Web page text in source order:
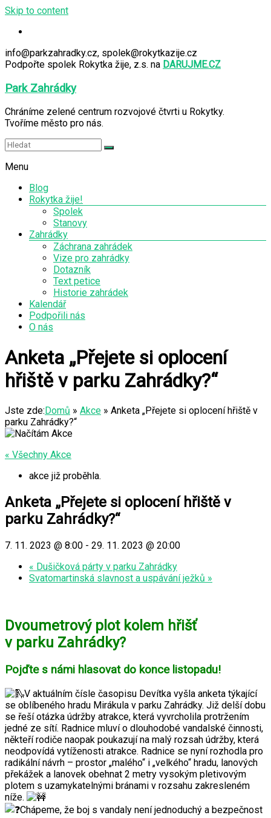
Skip to content
info@parkzahradky.cz, spolek@rokytkazije.cz
Podpořte spolek Rokytka žije, z.s. na DARUJME.CZ
Park Zahrádky
Chráníme zelené centrum rozvojové čtvrti u Rokytky.
Tvoříme město pro nás.
Menu
Blog
Rokytka žije!
Spolek
Stanovy
Zahrádky
Záchrana zahrádek
Vize pro zahrádky
Dotazník
Text petice
Historie zahrádek
Kalendář
Podpořili nás
O nás
Anketa „Přejete si oplocení
hřiště v parku Zahrádky?“
Jste zde: Domů » Akce » Anketa „Přejete si oplocení hřiště v
parku Zahrádky?“
« Všechny Akce
akce již proběhla.
Anketa „Přejete si oplocení hřiště v
parku Zahrádky?“
7. 11. 2023 @ 8:00 - 29. 11. 2023 @ 20:00
« Dušičková párty v parku Zahrádky
Svatomartinská slavnost a uspávání ježků »
Dvoumetrový plot kolem hřišť
v parku Zahrádky?
Pojďte s námi hlasovat do konce listopadu!
V aktuálním čísle časopisu Devítka vyšla anketa týkající
se oblíbeného hradu Mirákula v parku Zahrádky. Již delší dobu
se řeší otázka údržby atrakce, která vyvrcholila protržením
jedné ze sítí. Radnice mluví o dlouhodobé vandalské činnosti,
někteří rodiče naopak poukazují na malý rozsah údržby, která
neodpovídá vytíženosti atrakce. Radnice se nyní rozhodla pro
radikální návrh – prostor „malého“ i „velkého“ hradu, lanových
překážek a lanovek obehnat 2 metry vysokým pletivovým
plotem s uzamykatelnými bránami v rozsahu zakresleném
níže.
Chápeme, že boj s vandaly není jednoduchý a bezpečnost